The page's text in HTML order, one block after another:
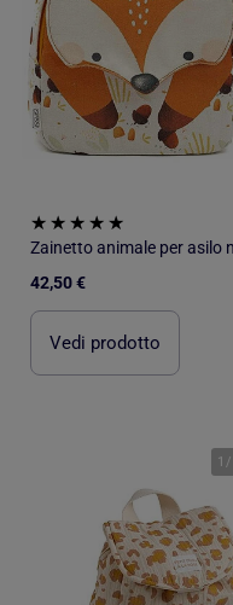
42,50 €
Vedi prodotto
1 /